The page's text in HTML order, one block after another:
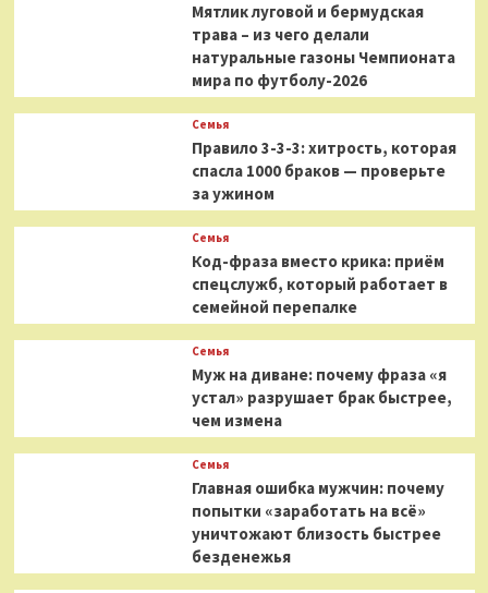
Мятлик луговой и бермудская
трава – из чего делали
натуральные газоны Чемпионата
мира по футболу-2026
Семья
Правило 3-3-3: хитрость, которая
спасла 1000 браков — проверьте
за ужином
Семья
Код-фраза вместо крика: приём
спецслужб, который работает в
семейной перепалке
Семья
Муж на диване: почему фраза «я
устал» разрушает брак быстрее,
чем измена
Семья
Главная ошибка мужчин: почему
попытки «заработать на всё»
уничтожают близость быстрее
безденежья